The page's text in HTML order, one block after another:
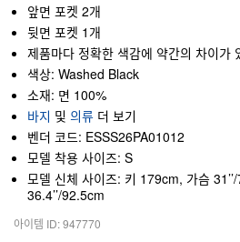
앞면 포켓 2개
뒷면 포켓 1개
제품마다 정확한 색감에 약간의 차이가
색상: Washed Black
소재: 면 100%
바지 및 의류 더 보기
벤더 코드: ESSS26PA01012
모델 착용 사이즈: S
모델 신체 사이즈: 키 179cm, 가슴
36.4’’/92.5cm
아이템 ID: 947770